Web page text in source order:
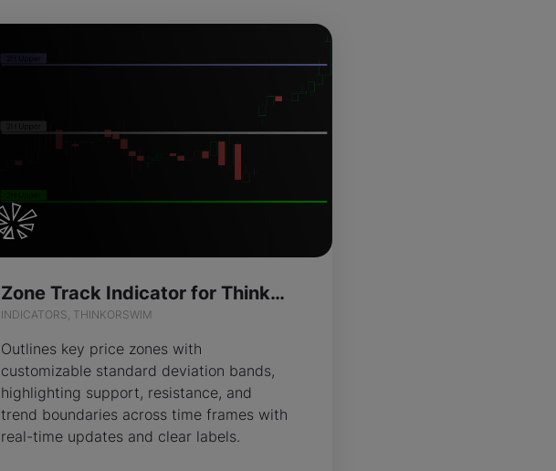
Zone Track Indicator for ThinkOrSwim
INDICATORS, THINKORSWIM
Outlines key price zones with
customizable standard deviation bands,
highlighting support, resistance, and
trend boundaries across time frames with
real-time updates and clear labels.